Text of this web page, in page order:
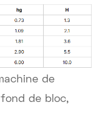
de
de bloc,